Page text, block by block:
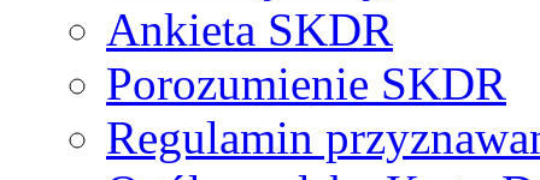
Ankieta SKDR
Porozumienie SKDR
Regulamin